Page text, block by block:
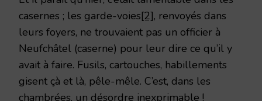
casernes ; les garde-voies[2], renvoyés dans
leurs foyers, ne trouvaient pas un officier à
Neufchâtel (caserne) pour leur dire ce qu’il y
avait à faire. Fusils, cartouches, habillements
gisent çà et là, pêle-mêle. C’est, dans les
chambrées, un désordre inexprimable !